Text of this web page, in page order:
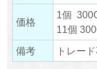
価格
1個
11個
備考
トレード